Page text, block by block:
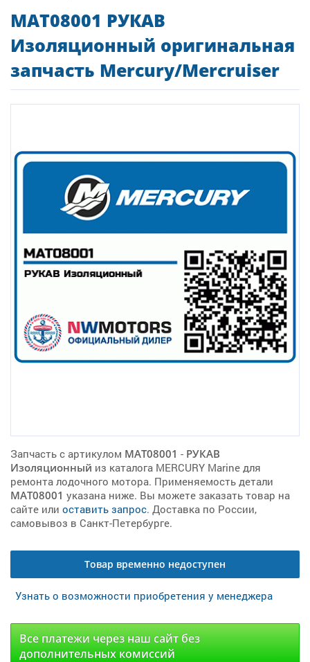
MAT08001 РУКАВ
Изоляционный оригинальная
запчасть Mercury/Mercruiser
Запчасть с артикулом MAT08001 - РУКАВ
Изоляционный из каталога MERCURY Marine для
ремонта лодочного мотора. Применяемость детали
MAT08001 указана ниже. Вы можете заказать товар на
сайте или оставить запрос. Доставка по России,
самовывоз в Санкт-Петербурге.
Товар временно недоступен
Узнать о возможности приобретения у менеджера
Все платежи через наш сайт без
дополнительных комиссий